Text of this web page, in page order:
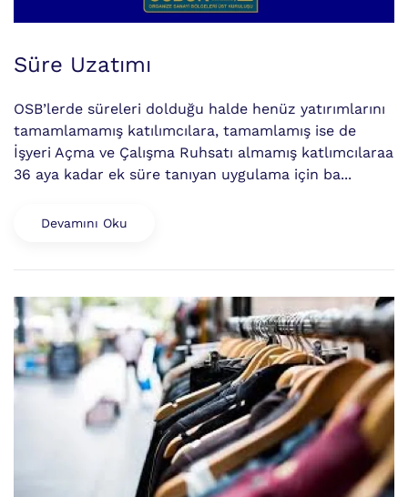
Süre Uzatımı
OSB’lerde süreleri dolduğu halde henüz yatırımlarını
tamamlamamış katılımcılara, tamamlamış ise de
İşyeri Açma ve Çalışma Ruhsatı almamış katlımcılaraa
36 aya kadar ek süre tanıyan uygulama için ba...
Devamını Oku